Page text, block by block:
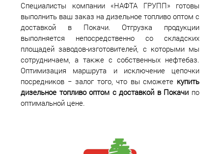
Специалисты компании «НАФТА ГРУПП» готовы
выполнить ваш заказ на дизельное топливо оптом с
доставкой в Покачи. Отгрузка продукции
выполняется непосредственно со складских
площадей заводов-изготовителей, с которыми мы
сотрудничаем, а также с собственных нефтебаз.
Оптимизация маршрута и исключение цепочки
посредников − залог того, что вы сможете купить
дизельное топливо оптом с доставкой в Покачи по
оптимальной цене.